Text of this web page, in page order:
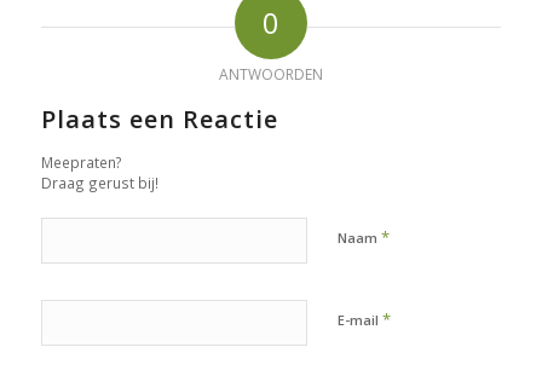
0
ANTWOORDEN
Plaats een Reactie
Meepraten?
Draag gerust bij!
Naam *
E-mail *